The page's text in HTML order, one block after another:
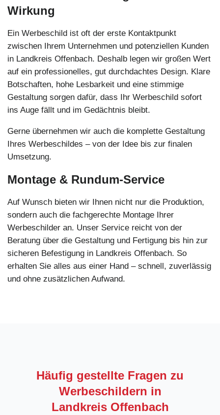
Wirkung
Ein Werbeschild ist oft der erste Kontaktpunkt
zwischen Ihrem Unternehmen und potenziellen Kunden
in Landkreis Offenbach. Deshalb legen wir großen Wert
auf ein professionelles, gut durchdachtes Design. Klare
Botschaften, hohe Lesbarkeit und eine stimmige
Gestaltung sorgen dafür, dass Ihr Werbeschild sofort
ins Auge fällt und im Gedächtnis bleibt.
Gerne übernehmen wir auch die komplette Gestaltung
Ihres Werbeschildes – von der Idee bis zur finalen
Umsetzung.
Montage & Rundum-Service
Auf Wunsch bieten wir Ihnen nicht nur die Produktion,
sondern auch die fachgerechte Montage Ihrer
Werbeschilder an. Unser Service reicht von der
Beratung über die Gestaltung und Fertigung bis hin zur
sicheren Befestigung in Landkreis Offenbach. So
erhalten Sie alles aus einer Hand – schnell, zuverlässig
und ohne zusätzlichen Aufwand.
Häufig gestellte Fragen zu
Werbeschildern in
Landkreis Offenbach